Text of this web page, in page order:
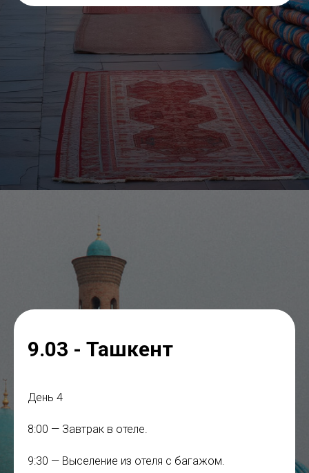
9.03 - Ташкент
День 4
8:00 — Завтрак в отеле.
9:30 — Выселение из отеля с багажом.